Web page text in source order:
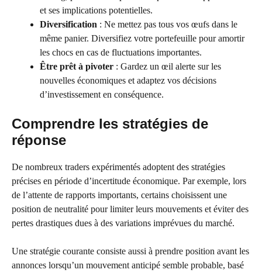
et ses implications potentielles.
Diversification : Ne mettez pas tous vos œufs dans le
même panier. Diversifiez votre portefeuille pour amortir
les chocs en cas de fluctuations importantes.
Être prêt à pivoter : Gardez un œil alerte sur les
nouvelles économiques et adaptez vos décisions
d’investissement en conséquence.
Comprendre les stratégies de
réponse
De nombreux traders expérimentés adoptent des stratégies
précises en période d’incertitude économique. Par exemple, lors
de l’attente de rapports importants, certains choisissent une
position de neutralité pour limiter leurs mouvements et éviter des
pertes drastiques dues à des variations imprévues du marché.
Une stratégie courante consiste aussi à prendre position avant les
annonces lorsqu’un mouvement anticipé semble probable, basé